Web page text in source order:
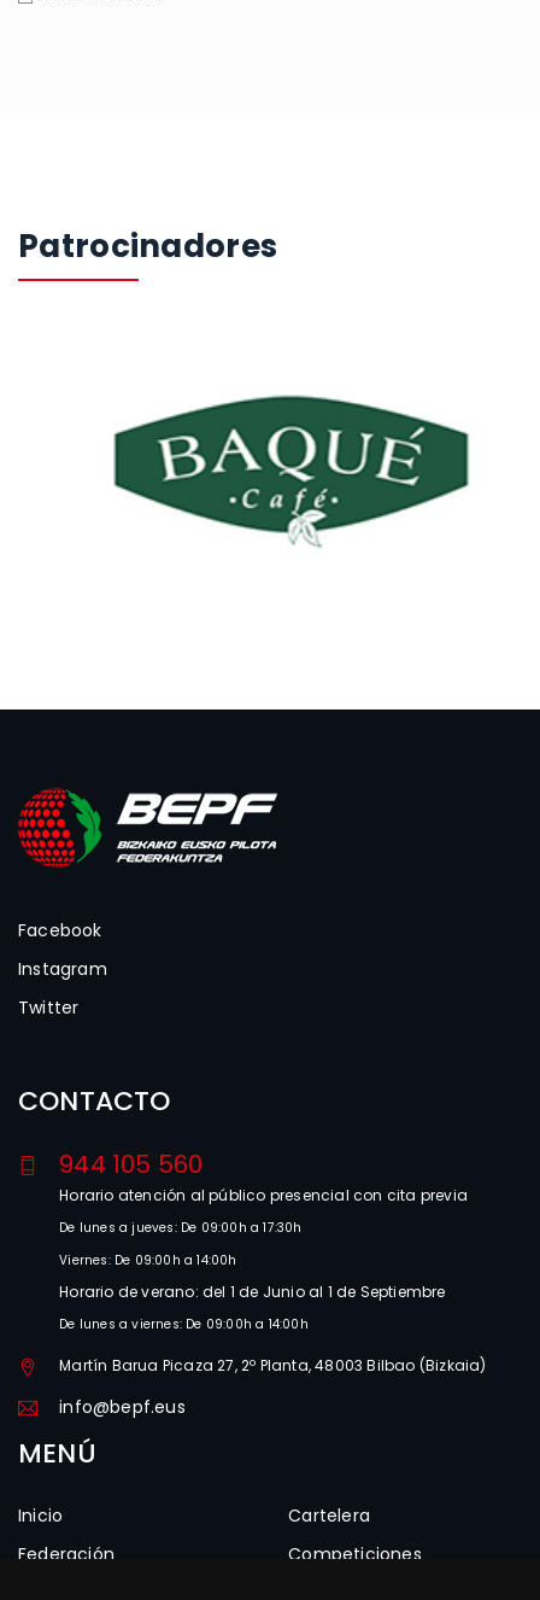
Patrocinadores
Facebook
Instagram
Twitter
CONTACTO
944 105 560
Horario atención al público presencial con cita previa
De lunes a jueves: De 09:00h a 17:30h
Viernes: De 09:00h a 14:00h
Horario de verano: del 1 de Junio al 1 de Septiembre
De lunes a viernes: De 09:00h a 14:00h
Martín Barua Picaza 27, 2º Planta, 48003 Bilbao (Bizkaia)
info@bepf.eus
MENÚ
Inicio
Federación
Cartelera
Competiciones